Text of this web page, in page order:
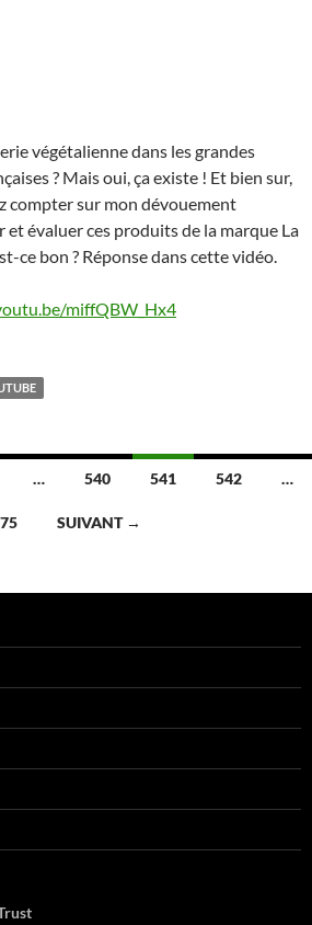
végétalienne dans les grandes
? Mais oui, ça existe ! Et bien sur,
compter sur mon dévouement
et évaluer ces produits de la marque La
ce bon ? Réponse dans cette vidéo.
miffQBW_Hx4
… 540 541 542 …
SUIVANT →